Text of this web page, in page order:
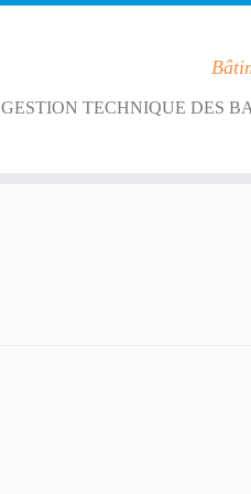
GESTION TECHNIQUE DES